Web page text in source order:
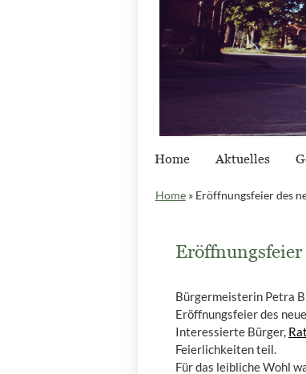
Home Aktuelles
Home» Eröffnungsfeier des
Eröffnungsfeier
Bürgermeisterin Petra
Eröffnungsfeier des
Interessierte Bürger,
Feierlichkeiten teil.
Für das leibliche Wohl